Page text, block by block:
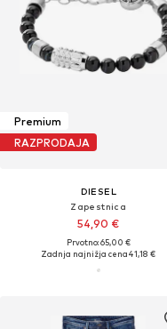
Premium
RAZPRODAJA
DIESEL
Zapestnica
54,90 €
Prvotno: 65,00 €
Zadnja najnižja cena41,18 €